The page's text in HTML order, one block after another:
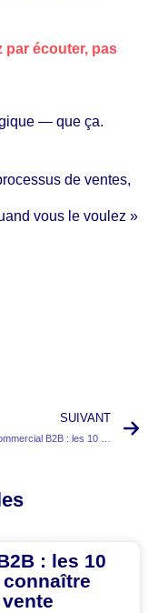
par écouter, pas
— que ça.
de ventes,
vous le voulez »
SUIVANT
: les 10